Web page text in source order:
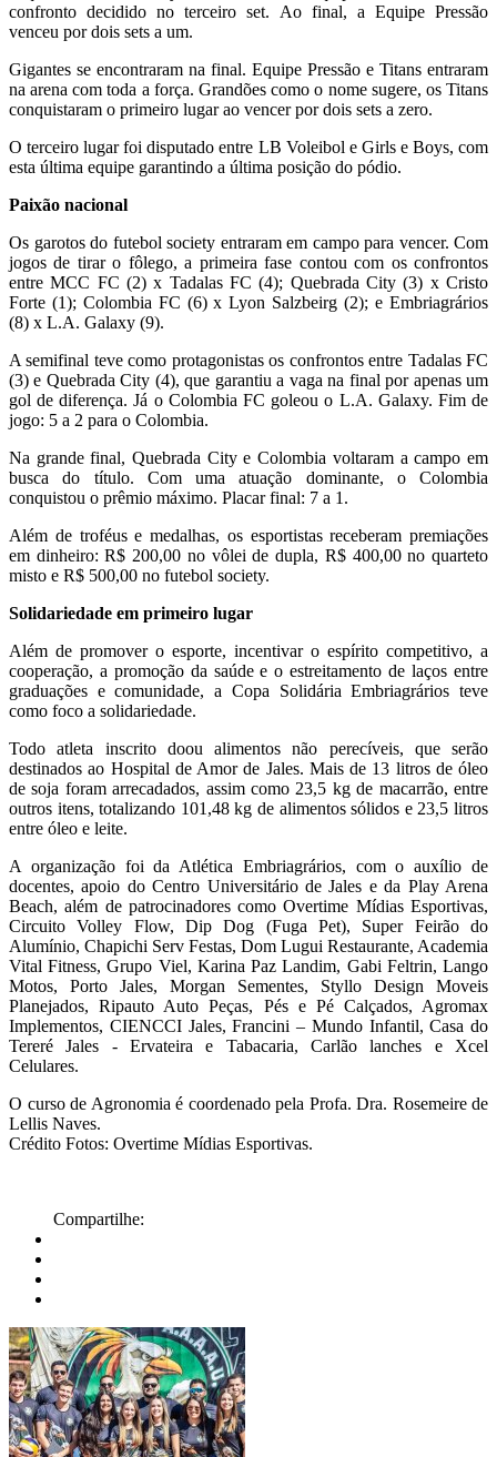
confronto decidido no terceiro set. Ao final, a Equipe Pressão
venceu por dois sets a um.
Gigantes se encontraram na final. Equipe Pressão e Titans entraram
na arena com toda a força. Grandões como o nome sugere, os Titans
conquistaram o primeiro lugar ao vencer por dois sets a zero.
O terceiro lugar foi disputado entre LB Voleibol e Girls e Boys, com
esta última equipe garantindo a última posição do pódio.
Paixão nacional
Os garotos do futebol society entraram em campo para vencer. Com
jogos de tirar o fôlego, a primeira fase contou com os confrontos
entre MCC FC (2) x Tadalas FC (4); Quebrada City (3) x Cristo
Forte (1); Colombia FC (6) x Lyon Salzbeirg (2); e Embriagrários
(8) x L.A. Galaxy (9).
A semifinal teve como protagonistas os confrontos entre Tadalas FC
(3) e Quebrada City (4), que garantiu a vaga na final por apenas um
gol de diferença. Já o Colombia FC goleou o L.A. Galaxy. Fim de
jogo: 5 a 2 para o Colombia.
Na grande final, Quebrada City e Colombia voltaram a campo em
busca do título. Com uma atuação dominante, o Colombia
conquistou o prêmio máximo. Placar final: 7 a 1.
Além de troféus e medalhas, os esportistas receberam premiações
em dinheiro: R$ 200,00 no vôlei de dupla, R$ 400,00 no quarteto
misto e R$ 500,00 no futebol society.
Solidariedade em primeiro lugar
Além de promover o esporte, incentivar o espírito competitivo, a
cooperação, a promoção da saúde e o estreitamento de laços entre
graduações e comunidade, a Copa Solidária Embriagrários teve
como foco a solidariedade.
Todo atleta inscrito doou alimentos não perecíveis, que serão
destinados ao Hospital de Amor de Jales. Mais de 13 litros de óleo
de soja foram arrecadados, assim como 23,5 kg de macarrão, entre
outros itens, totalizando 101,48 kg de alimentos sólidos e 23,5 litros
entre óleo e leite.
A organização foi da Atlética Embriagrários, com o auxílio de
docentes, apoio do Centro Universitário de Jales e da Play Arena
Beach, além de patrocinadores como Overtime Mídias Esportivas,
Circuito Volley Flow, Dip Dog (Fuga Pet), Super Feirão do
Alumínio, Chapichi Serv Festas, Dom Lugui Restaurante, Academia
Vital Fitness, Grupo Viel, Karina Paz Landim, Gabi Feltrin, Lango
Motos, Porto Jales, Morgan Sementes, Styllo Design Moveis
Planejados, Ripauto Auto Peças, Pés e Pé Calçados, Agromax
Implementos, CIENCCI Jales, Francini – Mundo Infantil, Casa do
Tereré Jales - Ervateira e Tabacaria, Carlão lanches e Xcel
Celulares.
O curso de Agronomia é coordenado pela Profa. Dra. Rosemeire de
Lellis Naves.
Crédito Fotos: Overtime Mídias Esportivas.
Compartilhe: